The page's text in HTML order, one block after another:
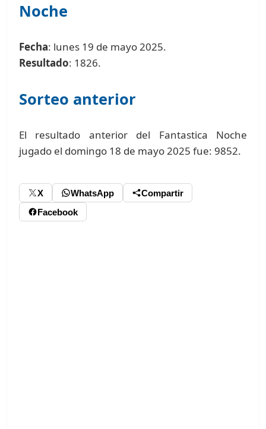
Noche
Fecha: lunes 19 de mayo 2025.
Resultado: 1826.
Sorteo anterior
El resultado anterior del Fantastica Noche
jugado el domingo 18 de mayo 2025 fue: 9852.
X WhatsApp
Compartir
Facebook